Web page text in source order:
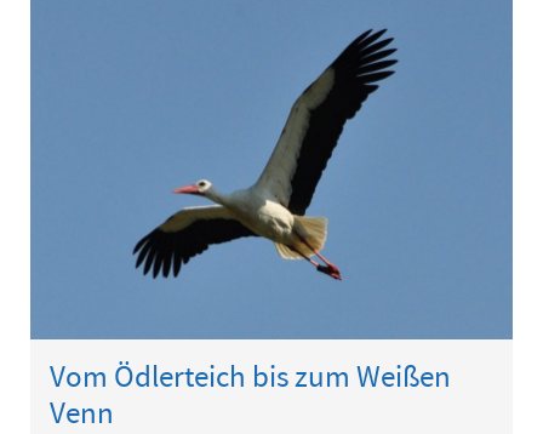
Vom Ödlerteich bis zum Weißen
Venn